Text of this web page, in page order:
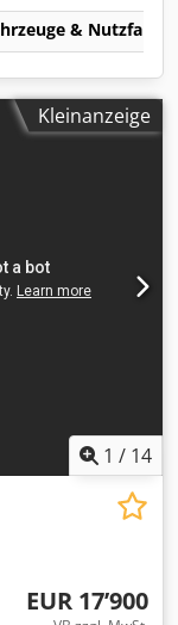
&
Kleinanzeige
1 / 14
EUR 17’900